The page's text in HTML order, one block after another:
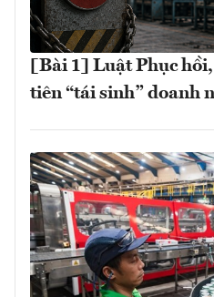
[Bài 1] Luật Phục
tiên “tái sinh” doanh